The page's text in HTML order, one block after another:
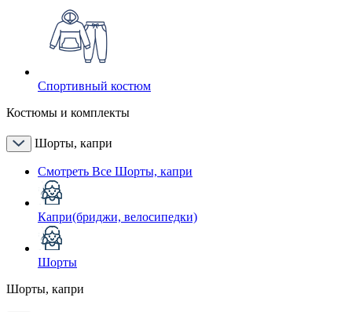
Спортивный костюм
Костюмы и комплекты
Шорты, капри
Смотреть Все Шорты, капри
Капри(бриджи, велосипедки)
Шорты
Шорты, капри